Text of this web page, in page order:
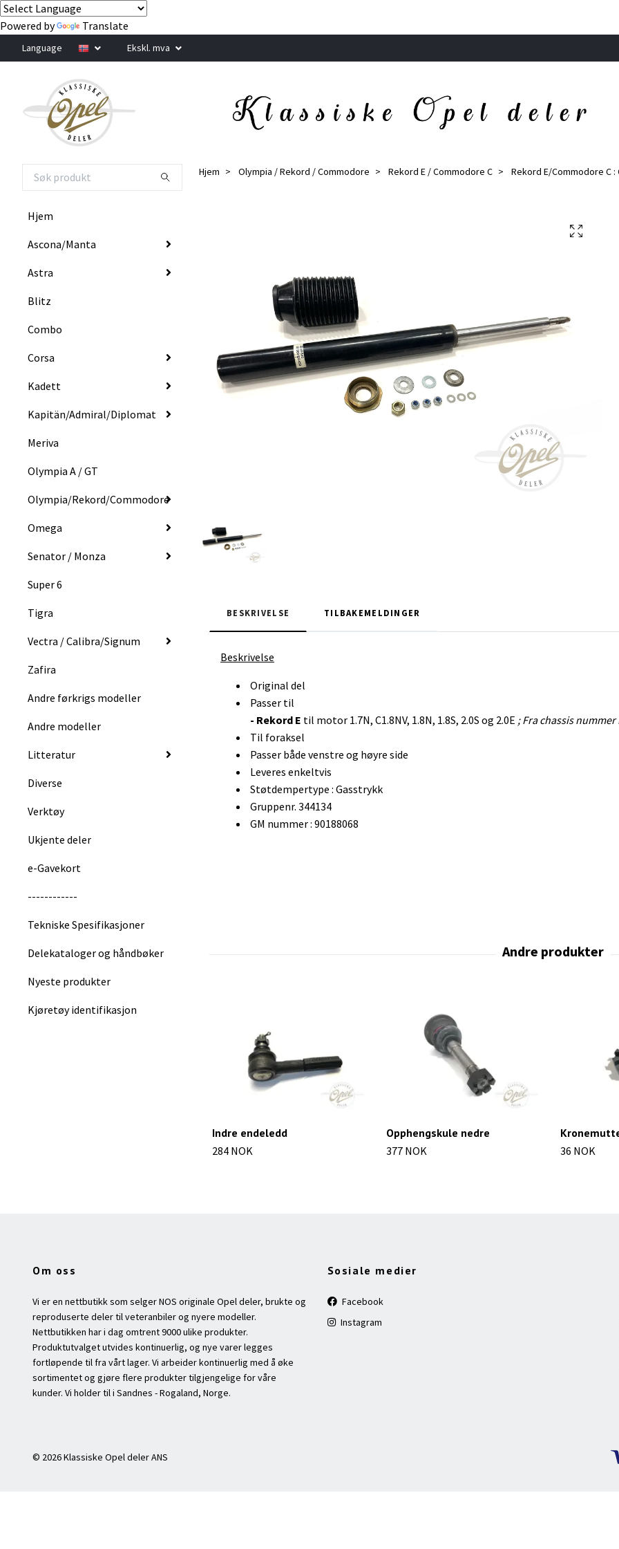
Powered by Translate
Language Ekskl. mva
Hjem
Ascona/Manta
Astra
Blitz
Combo
Corsa
Kadett
Kapitän/Admiral/Diplomat
Meriva
Olympia A / GT
Olympia/Rekord/Commodore
Omega
Senator / Monza
Super 6
Tigra
Vectra / Calibra/Signum
Zafira
Andre førkrigs modeller
Andre modeller
Litteratur
Diverse
Verktøy
Ukjente deler
e-Gavekort
------------
Tekniske Spesifikasjoner
Delekataloger og håndbøker
Nyeste produkter
Kjøretøy identifikasjon
Hjem Olympia / Rekord / Commodore Rekord E / Commodore C Rekord E/Commodore C
BESKRIVELSE TILBAKEMELDINGER
Beskrivelse
Original del
Passer til
- Rekord E til motor 1.7N, C1.8NV, 1.8N, 1.8S, 2.0S og 2.0E ; Fra chassis nummer
Til foraksel
Passer både venstre og høyre side
Leveres enkeltvis
Støtdempertype : Gasstrykk
Gruppenr. 344134
GM nummer : 90188068
Indre endeledd
284 NOK
Opphengskule nedre
377 NOK
36 NOK
Om oss
Vi er en nettbutikk som selger NOS originale Opel deler, brukte og
reproduserte deler til veteranbiler og nyere modeller.
Nettbutikken har i dag omtrent 9000 ulike produkter.
Produktutvalget utvides kontinuerlig, og nye varer legges
fortløpende til fra vårt lager. Vi arbeider kontinuerlig med å øke
sortimentet og gjøre flere produkter tilgjengelige for våre
kunder. Vi holder til i Sandnes - Rogaland, Norge.
Sosiale medier
Facebook
Instagram
© 2026 Klassiske Opel deler ANS